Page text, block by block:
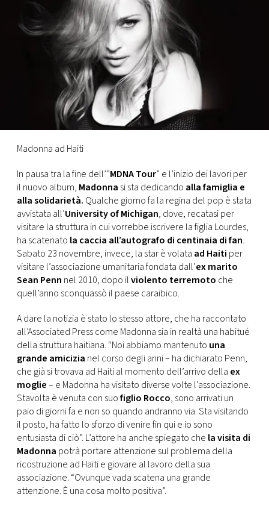
FOTO
CONCORSI
EVENTI
VIDEO
TV
PRINCIPATO
DI
MONACO
RMC
CONSIGLIA
Madonna ad Haiti
In pausa tra la fine dell’”MDNA Tour” e l’inizio dei lavori per
il nuovo album, Madonna si sta dedicando alla famiglia e
alla solidarietà. Qualche giorno fa la regina del pop è stata
avvistata all’University of Michigan, dove, recatasi per
visitare la struttura in cui vorrebbe iscrivere la figlia Lourdes,
ha scatenato la caccia all’autografo di centinaia di fan.
Sabato 23 novembre, invece, la star è volata ad Haiti per
visitare l’associazione umanitaria fondata dall’ex marito
Sean Penn nel 2010, dopo ilviolento terremoto che
quell’anno sconquassò il paese caraibico.
A dare la notizia è stato lo stesso attore, che ha raccontato
all’Associated Press come Madonna sia in realtà una habitué
della struttura haitiana. “Noi abbiamo mantenuto una
grande amicizia nel corso degli anni – ha dichiarato Penn,
che già si trovava ad Haiti al momento dell’arrivo della ex
moglie– e Madonna ha visitato diverse volte l’associazione.
Stavolta è venuta con suofiglio Rocco, sono arrivati un
paio di giorni fa e non so quando andranno via. Sta visitando
il posto, ha fatto lo sforzo di venire fin qui e io sono
entusiasta di ciò”. L’attore ha anche spiegato che la visita di
Madonna potrà portare attenzione sul problema della
ricostruzione ad Haiti e giovare al lavoro della sua
associazione. “Ovunque vada scatena una grande
attenzione. È una cosa molto positiva”.